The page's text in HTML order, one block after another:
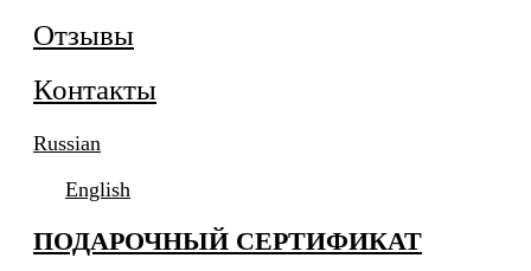
Отзывы
Контакты
Russian
English
ПОДАРОЧНЫЙ СЕРТИФИКАТ